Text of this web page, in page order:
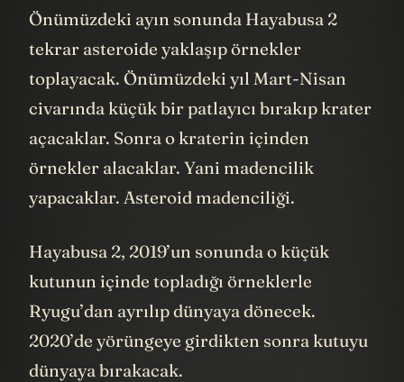
Önümüzdeki ayın sonunda Hayabusa 2
tekrar asteroide yaklaşıp örnekler
toplayacak. Önümüzdeki yıl Mart-Nisan
civarında küçük bir patlayıcı bırakıp krater
açacaklar. Sonra o kraterin içinden
örnekler alacaklar. Yani madencilik
yapacaklar. Asteroid madenciliği.
Hayabusa 2, 2019’un sonunda o küçük
kutunun içinde topladığı örneklerle
Ryugu’dan ayrılıp dünyaya dönecek.
2020’de yörüngeye girdikten sonra kutuyu
dünyaya bırakacak.